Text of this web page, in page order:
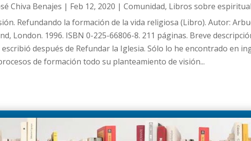
Chiva Benajes | Feb 12, 2020 |Comunidad, Libros sobre
Refundando la formación de la vida religiosa (Libro). Autor:
London. 1996. ISBN 0-225-66806-8. 211 páginas. Breve
después de Refundar la Iglesia. Sólo lo he encontrado en
de formación todo su planteamiento de visión...